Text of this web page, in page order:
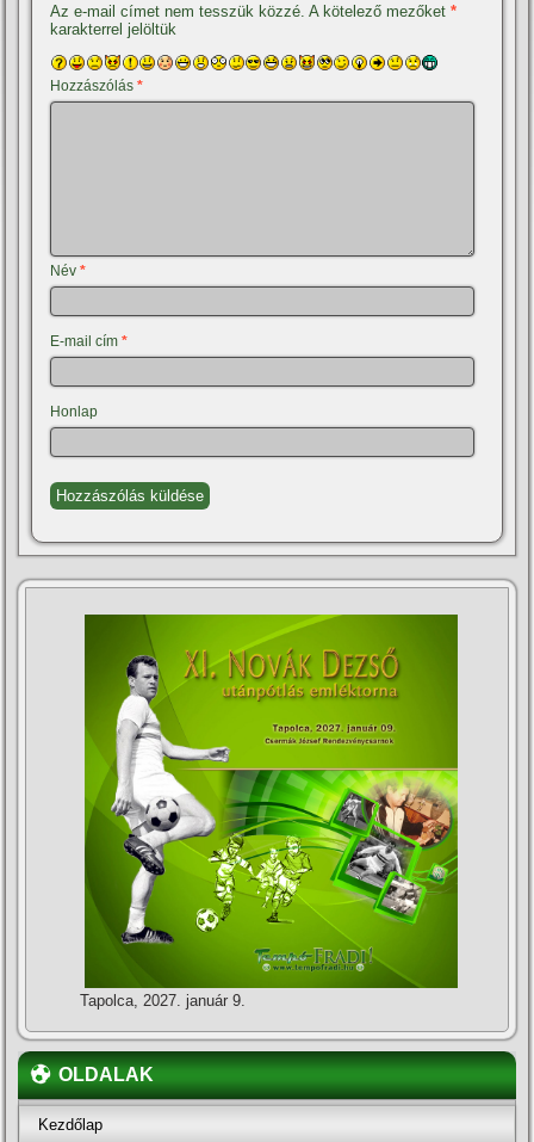
Az e-mail címet nem tesszük közzé. A kötelező mezőket*
karakterrel jelöltük
Hozzászólás*
Név*
E-mail cím*
Honlap
Tapolca, 2027. január 9.
OLDALAK
Kezdőlap